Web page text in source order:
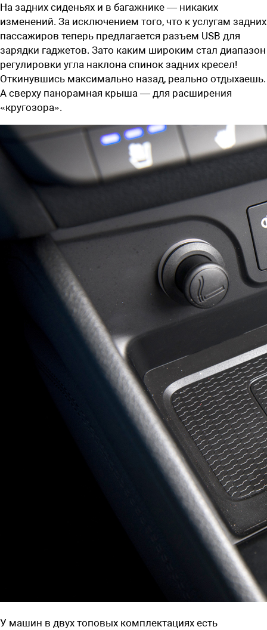
На задних сиденьях и в багажнике — никаких
изменений. За исключением того, что к услугам задних
пассажиров теперь предлагается разъем USB для
зарядки гаджетов. Зато каким широким стал диапазон
регулировки угла наклона спинок задних кресел!
Откинувшись максимально назад, реально отдыхаешь.
А сверху панорамная крыша — для расширения
«кругозора».
У машин в двух топовых комплектациях есть